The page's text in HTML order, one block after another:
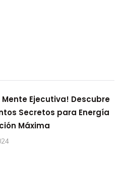
Mente Ejecutiva! Descubre
Secretos para Energía
Máxima